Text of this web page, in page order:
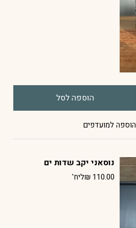
הוספה לסל
הוספה למועדפים
נוסאני יקב שדות ים
₪ 110.00 ליח'